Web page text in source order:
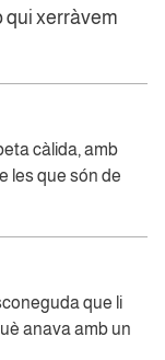
qui xerràvem
càlida, amb
les que són de
que li
anava amb un